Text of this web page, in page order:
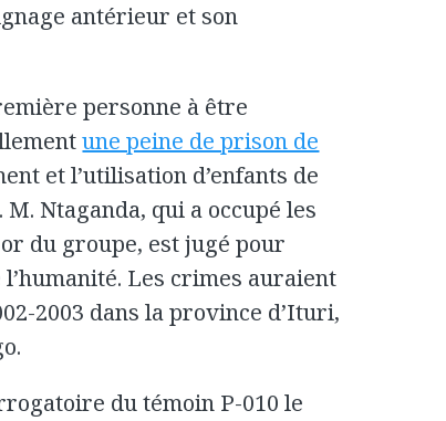
antérieur et son
personne à être
une peine de prison de
et l’utilisation d’enfants de
Ntaganda, qui a occupé les
du groupe, est jugé pour
Les crimes auraient
2003 dans la province d’Ituri,
du témoin P-010 le